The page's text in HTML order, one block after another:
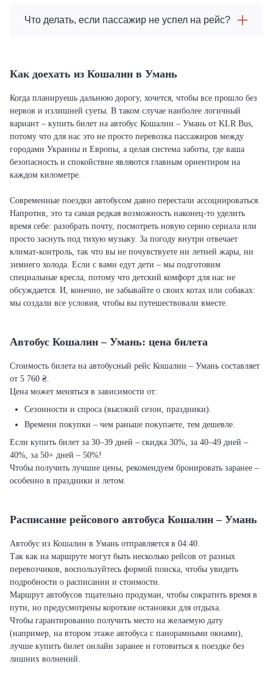
Что делать, если пассажир не успел на рейс?
Как доехать из Кошалин в Умань
Когда планируешь дальнюю дорогу, хочется, чтобы все прошло без
нервов и излишней суеты. В таком случае наиболее логичный
вариант – купить билет на автобус Кошалин – Умань от KLR Bus,
потому что для нас это не просто перевозка пассажиров между
городами Украины и Европы, а целая система заботы, где ваша
безопасность и спокойствие являются главным ориентиром на
каждом километре.
Современные поездки автобусом давно перестали ассоциироваться.
Напротив, это та самая редкая возможность наконец-то уделить
время себе: разобрать почту, посмотреть новую серию сериала или
просто заснуть под тихую музыку. За погоду внутри отвечает
климат-контроль, так что вы не почувствуете ни летней жары, ни
зимнего холода. Если с вами едут дети – мы подготовим
специальные кресла, потому что детский комфорт для нас не
обсуждается. И, конечно, не забывайте о своих котах или собаках:
мы создали все условия, чтобы вы путешествовали вместе.
Автобус Кошалин – Умань: цена билета
Стоимость билета на автобусный рейс Кошалин – Умань составляет
от 5 760 ₴.
Цена может меняться в зависимости от:
Сезонности и спроса (высокий сезон, праздники).
Времени покупки – чем раньше покупаете, тем дешевле.
Если купить билет за 30–39 дней – скидка 30%, за 40–49 дней –
40%, за 50+ дней – 50%!
Чтобы получить лучшие цены, рекомендуем бронировать заранее –
особенно в праздники и летом.
Расписание рейсового автобуса Кошалин – Умань
Автобус из Кошалин в Умань отправляется в 04:40.
Так как на маршруте могут быть несколько рейсов от разных
перевозчиков, воспользуйтесь формой поиска, чтобы увидеть
подробности о расписании и стоимости.
Маршрут автобусов тщательно продуман, чтобы сократить время в
пути, но предусмотрены короткие остановки для отдыха.
Чтобы гарантированно получить место на желаемую дату
(например, на втором этаже автобуса с панорамными окнами),
лучше купить билет онлайн заранее и готовиться к поездке без
лишних волнений.